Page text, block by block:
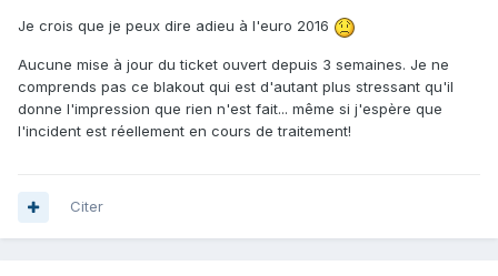
Je crois que je peux dire adieu à l'euro 2016
Aucune mise à jour du ticket ouvert depuis 3 semaines. Je ne
comprends pas ce blakout qui est d'autant plus stressant qu'il
donne l'impression que rien n'est fait... même si j'espère que
l'incident est réellement en cours de traitement!
Citer